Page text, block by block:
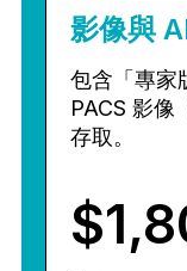
影像與
包含「專家
PACS 影像
存取。